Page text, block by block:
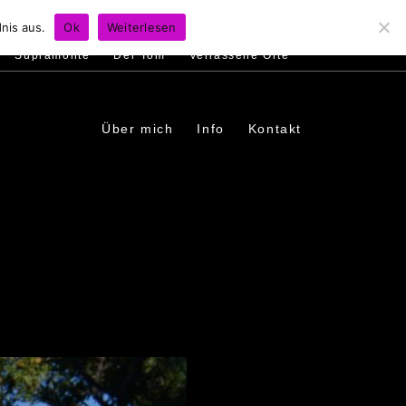
Ambiente Menschen
Supramonte Der Tom Verlassene Orte
Über mich Info Kontakt
aus. Ok Weiterlesen